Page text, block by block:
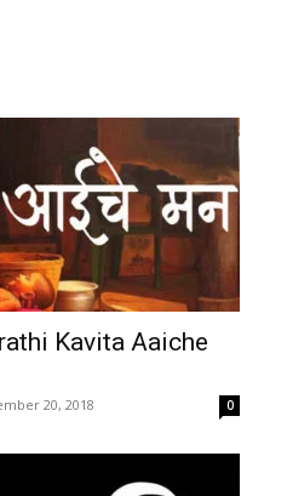
Kavita Aaiche
20, 2018 0